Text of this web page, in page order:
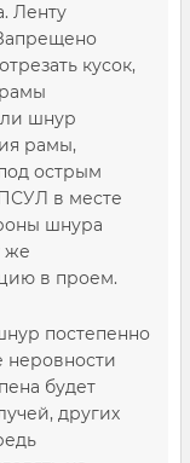
Ленту
кусок,
шнур
рамы,
острым
в месте
шнура
же
в проем.
постепенно
неровности
будет
других